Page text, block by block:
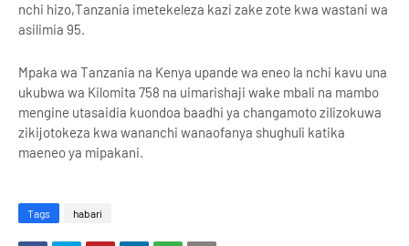
nchi hizo,Tanzania imetekeleza kazi zake zote kwa wastani wa
asilimia 95.
Mpaka wa Tanzania na Kenya upande wa eneo la nchi kavu una
ukubwa wa Kilomita 758 na uimarishaji wake mbali na mambo
mengine utasaidia kuondoa baadhi ya changamoto zilizokuwa
zikijotokeza kwa wananchi wanaofanya shughuli katika
maeneo ya mipakani.
Tags habari